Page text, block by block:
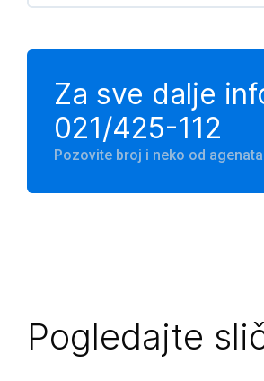
Za sve dalje
021/425-112
Pozovite broj i neko od
Pogledajte